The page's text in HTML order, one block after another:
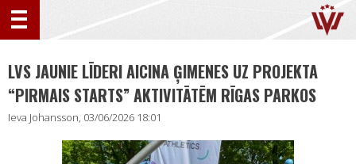
LVS JAUNIE LĪDERI AICINA ĢIMENES UZ PROJEKTA
“PIRMAIS STARTS” AKTIVITĀTĒM RĪGAS PARKOS
Ieva Johansson, 03/06/2026 18:01